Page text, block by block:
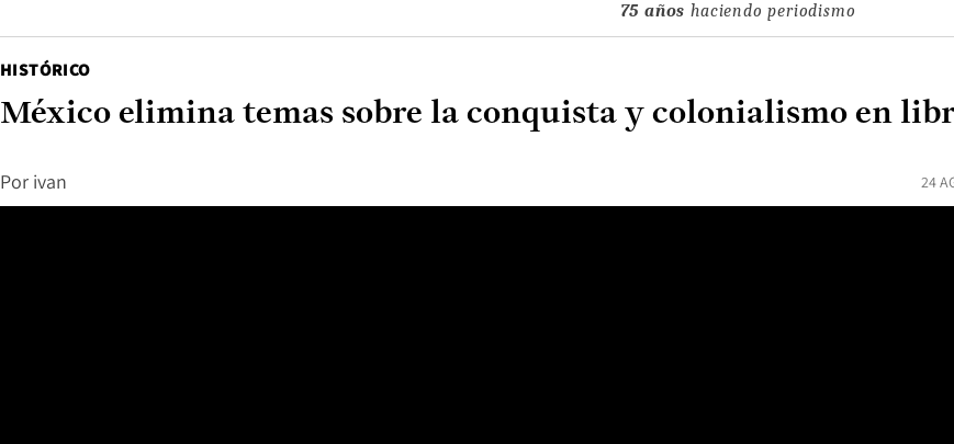
75 años haciendo periodismo
HISTÓRICO
México elimina temas sobre la conquista y colonialismo en
Por ivan 24